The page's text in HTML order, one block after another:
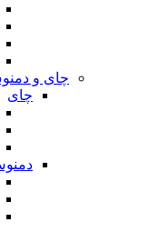
چای و
چای